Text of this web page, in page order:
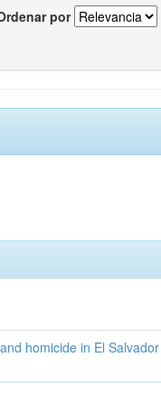
por
homicide in El Salvador